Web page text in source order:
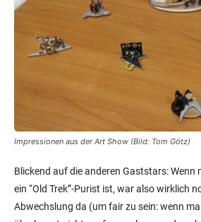
Impressionen aus der Art Show (Bild: Tom Götz)
Blickend auf die anderen Gaststars: Wenn
ein “Old Trek”-Purist ist, war also wirklich
Abwechslung da (um fair zu sein: wenn